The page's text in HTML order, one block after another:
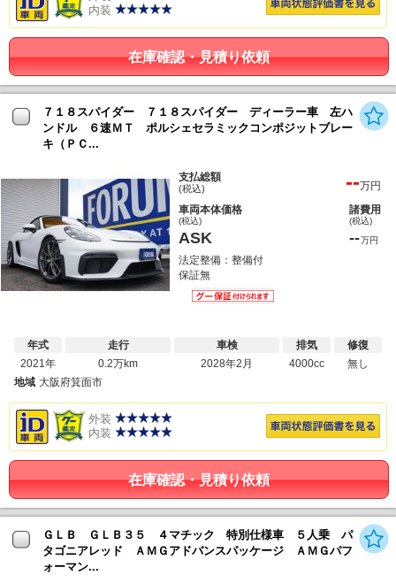
内装
在庫確認・見積り依頼
７１８スパイダー ７１８スパイダー ディーラー車 左ハ
ンドル ６速ＭＴ ポルシェセラミックコンポジットブレー
キ（ＰＣ...
支払総額
(税込) --万円
車両本体価格
(税込)
ASK
諸費用
(税込)
--万円
法定整備：整備付
保証無
年式
2021年
走行
0.2万km
車検
2028年2月
排気
4000cc
修復
無し
地域 大阪府箕面市
外装
内装
在庫確認・見積り依頼
ＧＬＢ ＧＬＢ３５ ４マチック 特別仕様車 ５人乗 パ
タゴニアレッド ＡＭＧアドバンスパッケージ ＡＭＧパフ
ォーマン...